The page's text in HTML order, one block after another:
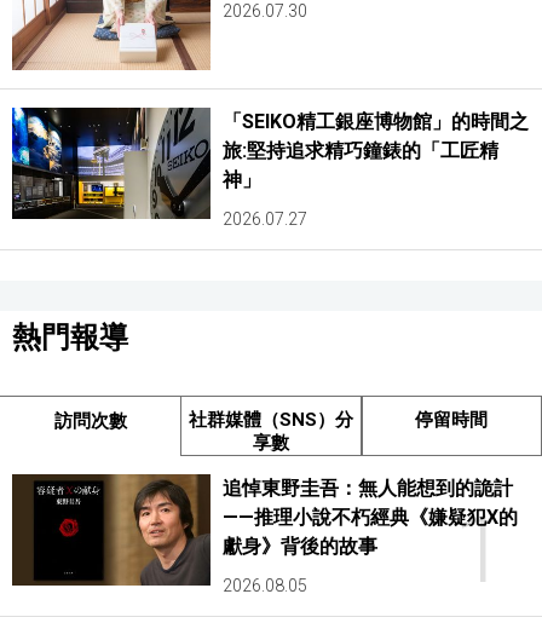
2026.07.30
「SEIKO精工銀座博物館」的時間之
旅:堅持追求精巧鐘錶的「工匠精
神」
2026.07.27
熱門報導
訪問次數
社群媒體（SNS）分
享數
停留時間
1
追悼東野圭吾：無人能想到的詭計
——推理小說不朽經典《嫌疑犯X的
獻身》背後的故事
2026.08.05